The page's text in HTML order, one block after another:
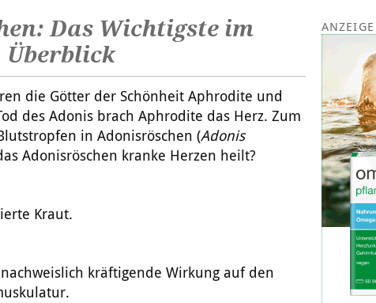
Das Wichtigste im
Überblick
die Götter der Schönheit Aphrodite und
des Adonis brach Aphrodite das Herz. Zum
in Adonisröschen (Adonis
Adonisröschen kranke Herzen heilt?
Kraut.
nachweislich kräftigende Wirkung auf den